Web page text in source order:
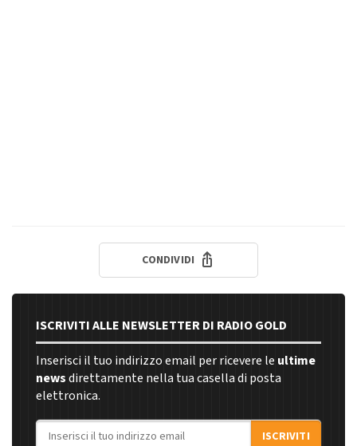
CONDIVIDI
ISCRIVITI ALLE NEWSLETTER DI RADIO GOLD
Inserisci il tuo indirizzo email per ricevere le ultime
newsdirettamente nella tua casella di posta
elettronica.
Indirizzo email
ISCRIVITI